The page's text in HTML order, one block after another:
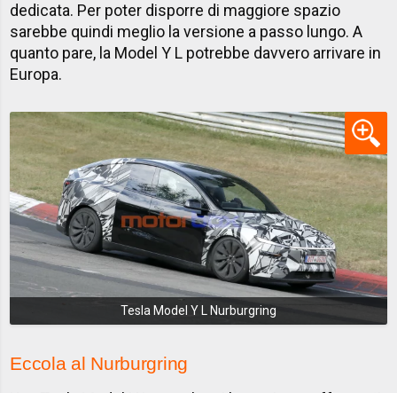
dedicata. Per poter disporre di maggiore spazio
sarebbe quindi meglio la versione a passo lungo. A
quanto pare, la Model Y L potrebbe davvero arrivare in
Europa.
Tesla Model Y L Nurburgring
Eccola al Nurburgring